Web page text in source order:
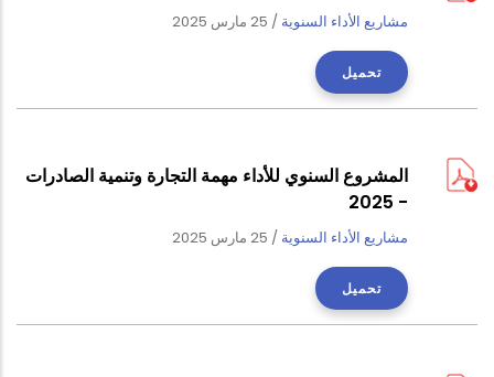
مشاريع الأداء السنوية / 25 مارس 2025
تحميل
المشروع السنوي للأداء مهمة التجارة وتنمية الصادرات
- 2025
مشاريع الأداء السنوية / 25 مارس 2025
تحميل